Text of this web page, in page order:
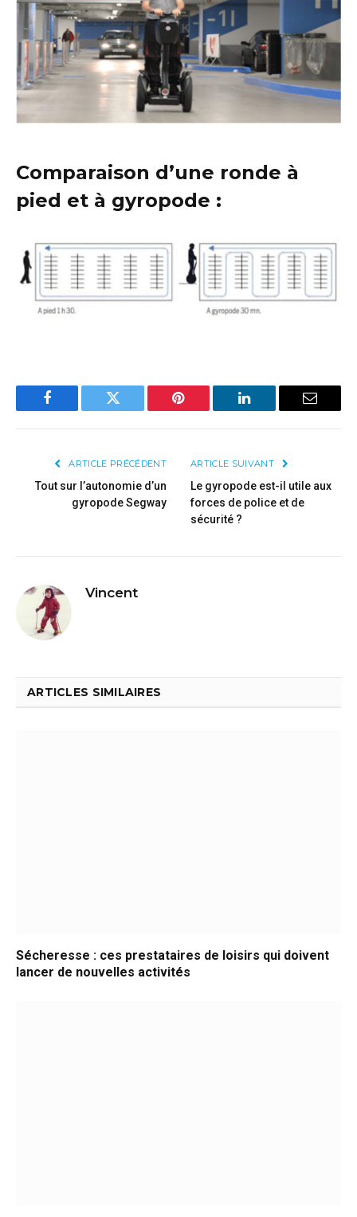
Comparaison d’une ronde à
pied et à gyropode :
Facebook Twitter Pinterest LinkedIn Email
ARTICLE PRÉCÉDENT
Tout sur l’autonomie d’un
gyropode Segway
ARTICLE SUIVANT
Le gyropode est-il utile aux
forces de police et de
sécurité ?
Vincent
ARTICLES SIMILAIRES
Sécheresse : ces prestataires de loisirs qui doivent
lancer de nouvelles activités